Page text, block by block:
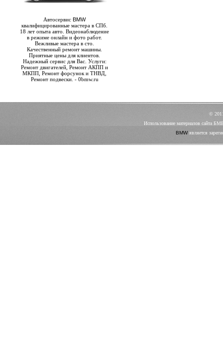
АвтосервисBMW
квалифицированные мастера в СПб.
18 лет опыта авто. Видеонаблюдение
в режиме онлайн и фото работ.
Вежливые мастера в сто.
Качественный ремонт машины.
Приятные цены для клиентов.
Надежный сервис для Вас. Услуги:
Ремонт двигателей, Ремонт АКПП и
МКПП, Ремонт форсунок и ТНВД,
Ремонт подвески. - 0bmw.ru
©
Использование материалов сайта
BMWявляется